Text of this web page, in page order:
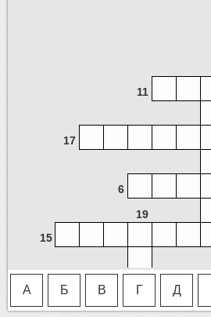
А Б В Г Д
11
17
6
19
15